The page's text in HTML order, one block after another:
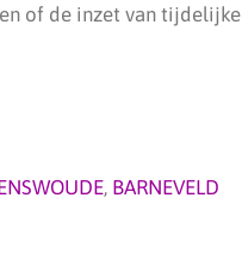
of de inzet van tijdelijke
, BARNEVELD